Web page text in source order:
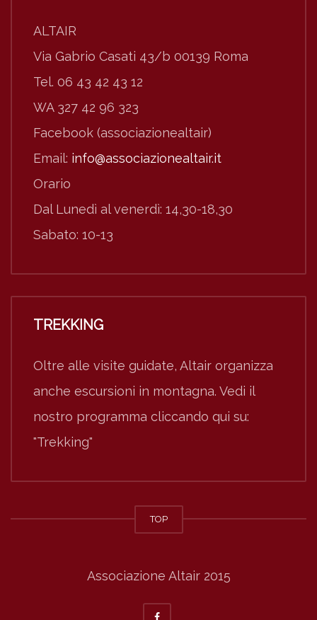
ALTAIR
Via Gabrio Casati 43/b 00139 Roma
Tel. 06 43 42 43 12
WA 327 42 96 323
Facebook (associazionealtair)
Email: info@associazionealtair.it
Orario
Dal Lunedì al venerdì: 14,30-18,30
Sabato: 10-13
TREKKING
Oltre alle visite guidate, Altair organizza
anche escursioni in montagna. Vedi il
nostro programma cliccando qui su:
"Trekking"
TOP
Associazione Altair 2015